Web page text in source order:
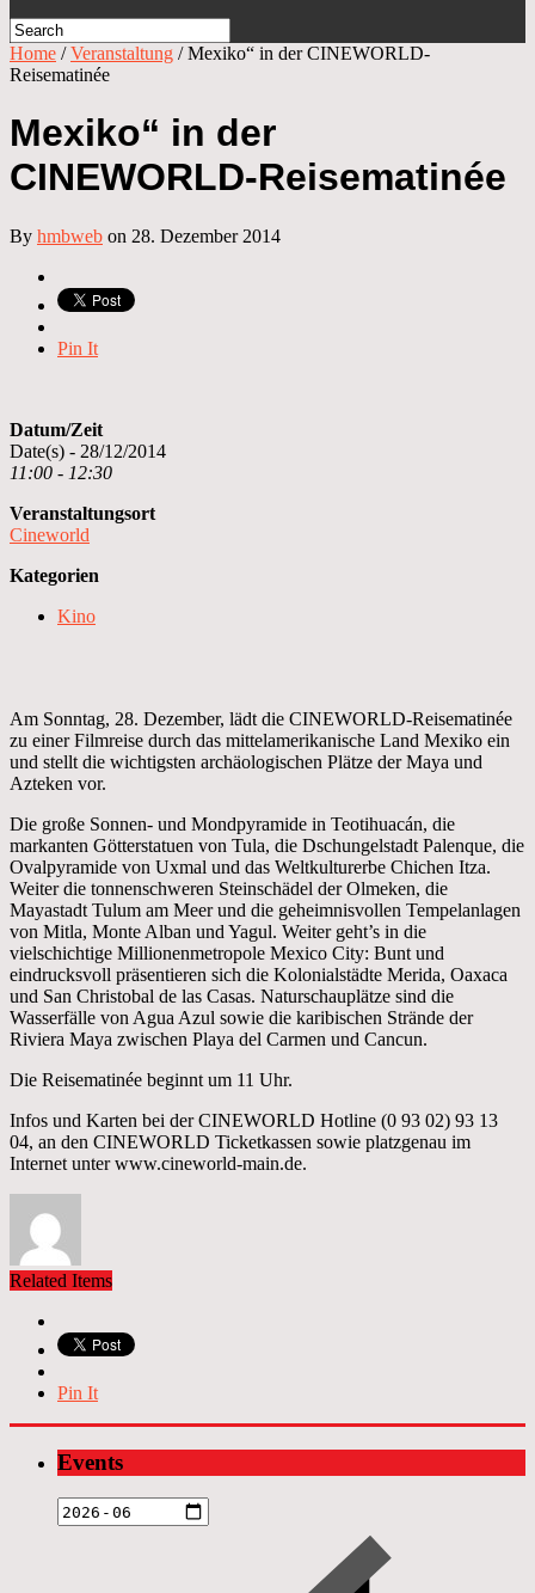
Home /Veranstaltung /Mexiko“ in der CINEWORLD-
Reisematinée
Mexiko“ in der
CINEWORLD-Reisematinée
By hmbweb on 28. Dezember 2014
Pin It
Datum/Zeit
Date(s) - 28/12/2014
11:00 - 12:30
Veranstaltungsort
Cineworld
Kategorien
Kino
Am Sonntag, 28. Dezember, lädt die CINEWORLD-Reisematinée
zu einer Filmreise durch das mittelamerikanische Land Mexiko ein
und stellt die wichtigsten archäologischen Plätze der Maya und
Azteken vor.
Die große Sonnen- und Mondpyramide in Teotihuacán, die
markanten Götterstatuen von Tula, die Dschungelstadt Palenque, die
Ovalpyramide von Uxmal und das Weltkulturerbe Chichen Itza.
Weiter die tonnenschweren Steinschädel der Olmeken, die
Mayastadt Tulum am Meer und die geheimnisvollen Tempelanlagen
von Mitla, Monte Alban und Yagul. Weiter geht’s in die
vielschichtige Millionenmetropole Mexico City: Bunt und
eindrucksvoll präsentieren sich die Kolonialstädte Merida, Oaxaca
und San Christobal de las Casas. Naturschauplätze sind die
Wasserfälle von Agua Azul sowie die karibischen Strände der
Riviera Maya zwischen Playa del Carmen und Cancun.
Die Reisematinée beginnt um 11 Uhr.
Infos und Karten bei der CINEWORLD Hotline (0 93 02) 93 13
04, an den CINEWORLD Ticketkassen sowie platzgenau im
Internet unter www.cineworld-main.de.
Related Items
Pin It
Events